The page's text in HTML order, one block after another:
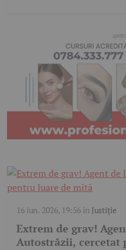
16 iun. 2026, 19:56în Justiție
Extrem de grav!
Autostrăzii, cercetat